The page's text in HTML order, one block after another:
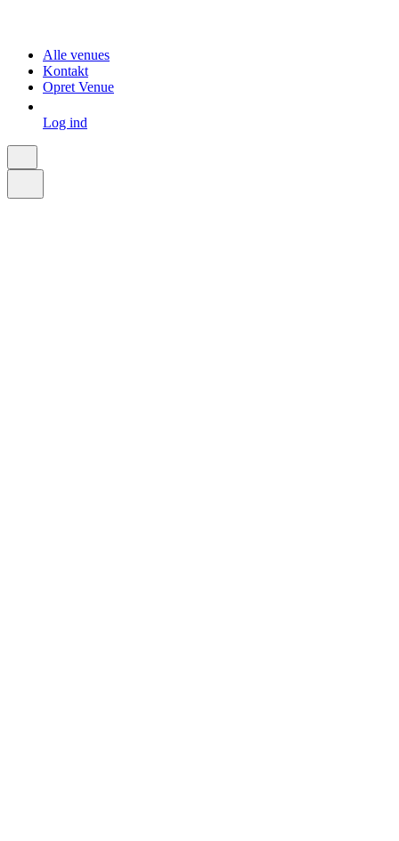
Alle venues
Kontakt
Opret Venue
Log ind